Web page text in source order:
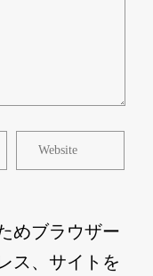
めブラウザー
ス、サイトを